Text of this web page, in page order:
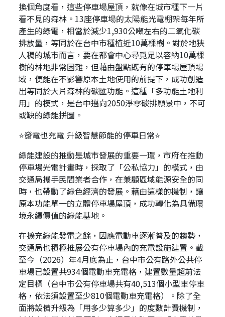
換個角度看，這些停車場屋頂，就像在城市種下一片
看不見的森林。13座停車場的太陽能光電棚架每年所
產生的綠電，相當於減少1,930公噸左右的二氧化碳
排放量，等同於在台中市種植近10萬棵樹。對於地狹
人稠的城市而言，要在都會中心尋覓足以容納10萬棵
樹的林地非常困難，但藉由盤點既有的停車場屋頂場
域，便能在不影響原本土地使用的前提下，成功創造
出等同於大片森林的碳匯功能。這種「多功能土地利
用」的模式，是台中邁向2050淨零碳排願景中，不可
或缺的綠能拼圖。
⭐發電也充電 升級智慧節能的停車日常⭐
綠能建設的推動是城市發展的重要一環，市府在推動
停車場光電計畫時，採取了「公私協力」的模式，由
交通局攜手民間業者合作，在兼顧區域能源安全的同
時，也帶動了綠色經濟的發展。藉由這樣的機制，讓
原本功能單一的立體停車場屋頂，成功轉化為具備環
境永續價值的綠能基地。
在擴充綠能發電之餘，因應電動車逐漸普及的趨勢，
交通局也積極推展公有停車場內的充電設施建置。截
至今（2026）年4月底為止，台中市公有路外公共停
車場已設置共934個電動車充電格，建置數量超前法
定目標（台中市公有停車場共有40,513個小型車停車
格，依法須設置至少810個電動車充電格）。除了全
面將設備升級為「用多少算多少」的度數計費機制，